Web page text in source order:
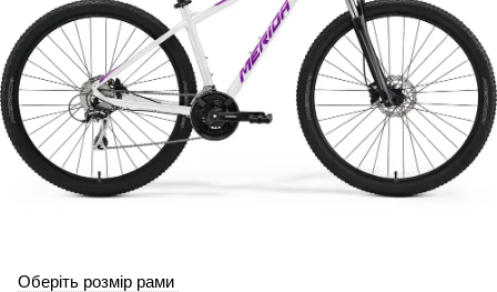
Оберіть розмір рами